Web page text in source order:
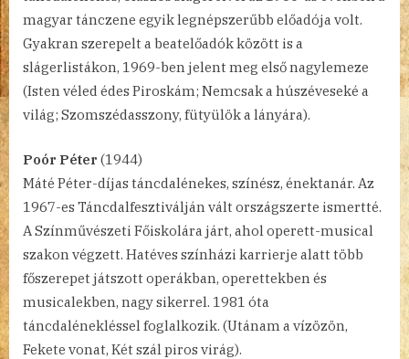
magyar tánczene egyik legnépszerűbb előadója volt.
Gyakran szerepelt a beatelőadók között is a
slágerlistákon, 1969-ben jelent meg első nagylemeze
(Isten véled édes Piroskám; Nemcsak a húszéveseké a
világ; Szomszédasszony, fütyülök a lányára).
Poór Péter (1944)
Máté Péter-díjas táncdalénekes, színész, énektanár. Az
1967-es Táncdalfesztiválján vált országszerte ismertté.
A Színművészeti Főiskolára járt, ahol operett-musical
szakon végzett. Hatéves színházi karrierje alatt több
főszerepet játszott operákban, operettekben és
musicalekben, nagy sikerrel. 1981 óta
táncdalénekléssel foglalkozik. (Utánam a vízözön,
Fekete vonat, Két szál piros virág).